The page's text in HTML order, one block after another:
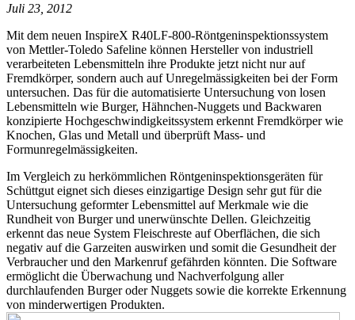
Juli 23, 2012
Mit dem neuen InspireX R40LF-800-Röntgeninspektionssystem
von Mettler-Toledo Safeline können Hersteller von industriell
verarbeiteten Lebensmitteln ihre Produkte jetzt nicht nur auf
Fremdkörper, sondern auch auf Unregelmässigkeiten bei der Form
untersuchen. Das für die automatisierte Untersuchung von losen
Lebensmitteln wie Burger, Hähnchen-Nuggets und Backwaren
konzipierte Hochgeschwindigkeitssystem erkennt Fremdkörper wie
Knochen, Glas und Metall und überprüft Mass- und
Formunregelmässigkeiten.
Im Vergleich zu herkömmlichen Röntgeninspektionsgeräten für
Schüttgut eignet sich dieses einzigartige Design sehr gut für die
Untersuchung geformter Lebensmittel auf Merkmale wie die
Rundheit von Burger und unerwünschte Dellen. Gleichzeitig
erkennt das neue System Fleischreste auf Oberflächen, die sich
negativ auf die Garzeiten auswirken und somit die Gesundheit der
Verbraucher und den Markenruf gefährden könnten. Die Software
ermöglicht die Überwachung und Nachverfolgung aller
durchlaufenden Burger oder Nuggets sowie die korrekte Erkennung
von minderwertigen Produkten.